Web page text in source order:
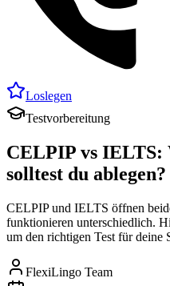
Loslegen
Testvorbereitung
CELPIP vs IELTS:
solltest du ablegen?
CELPIP und IELTS öffnen
funktionieren unterschiedlich.
um den richtigen Test für deine
FlexiLingo Team